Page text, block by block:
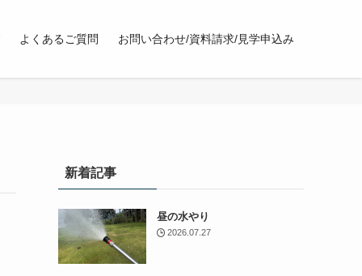
よくあるご質問 お問い合わせ/資料請求/見学申込み
新着記事
昼の水やり
2026.07.27